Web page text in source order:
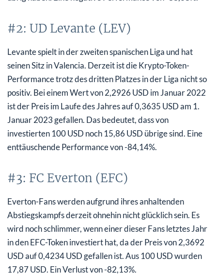
#2: UD Levante (LEV)
Levante spielt in der zweiten spanischen Liga und hat
seinen Sitz in Valencia. Derzeit ist die Krypto-Token-
Performance trotz des dritten Platzes in der Liga nicht so
positiv. Bei einem Wert von 2,2926 USD im Januar 2022
ist der Preis im Laufe des Jahres auf 0,3635 USD am 1.
Januar 2023 gefallen. Das bedeutet, dass von
investierten 100 USD noch 15,86 USD übrige sind. Eine
enttäuschende Performance von -84,14%.
#3: FC Everton (EFC)
Everton-Fans werden aufgrund ihres anhaltenden
Abstiegskampfs derzeit ohnehin nicht glücklich sein. Es
wird noch schlimmer, wenn einer dieser Fans letztes Jahr
in den EFC-Token investiert hat, da der Preis von 2,3692
USD auf 0,4234 USD gefallen ist. Aus 100 USD wurden
17,87 USD. Ein Verlust von -82,13%.